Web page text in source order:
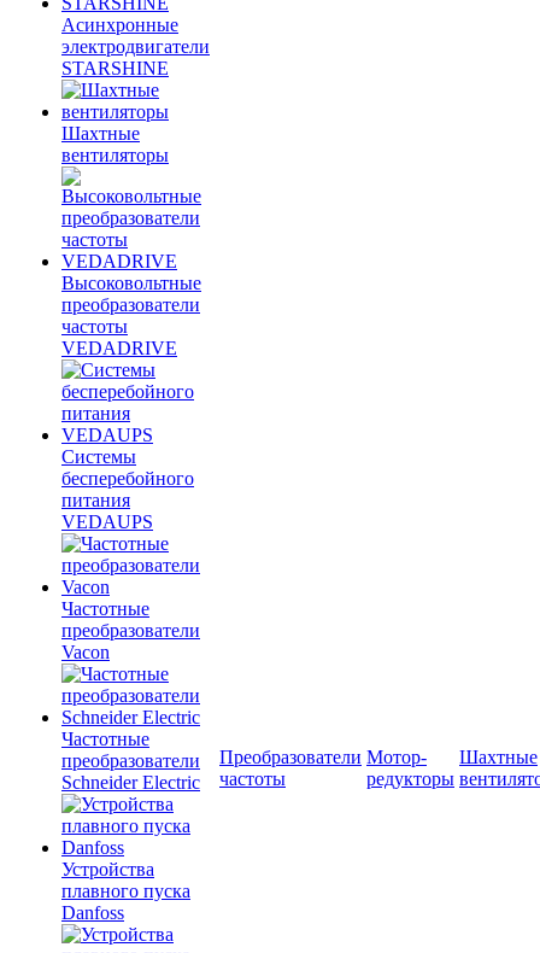
Асинхронные
электродвигатели
STARSHINE
Шахтные
вентиляторы
Высоковольтные
преобразователи
частоты
VEDADRIVE
Системы
бесперебойного
питания
VEDAUPS
Частотные
преобразователи
Vacon
Частотные
преобразователи
Schneider Electric
Устройства
плавного пуска
Danfoss
Преобразователи
частоты
Мотор-
редукторы
Шахтные